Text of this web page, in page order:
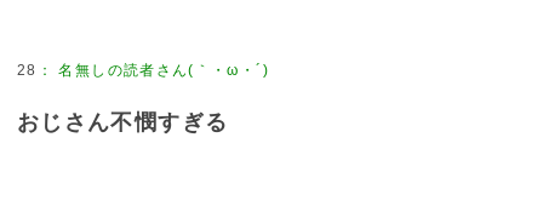
28 ：名無しの読者さん(｀・ω・´)
おじさん不憫すぎる